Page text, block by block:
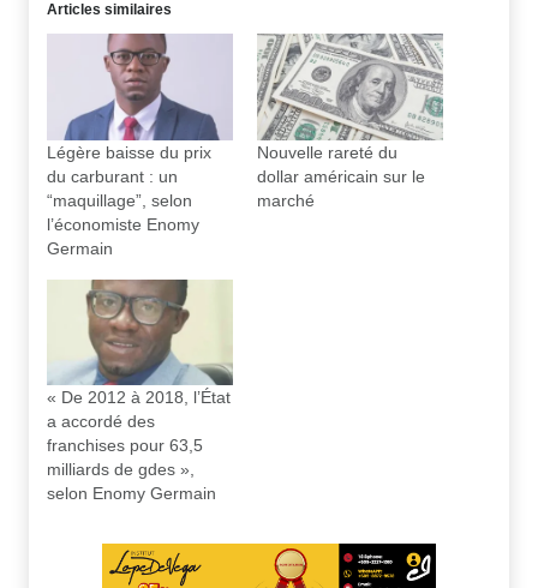
Articles similaires
Légère baisse du prix
du carburant : un
“maquillage”, selon
l’économiste Enomy
Germain
Nouvelle rareté du
dollar américain sur le
marché
« De 2012 à 2018, l’État
a accordé des
franchises pour 63,5
milliards de gdes »,
selon Enomy Germain